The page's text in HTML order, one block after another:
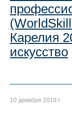
Карелия
искусство
10 декабря 2019 г.